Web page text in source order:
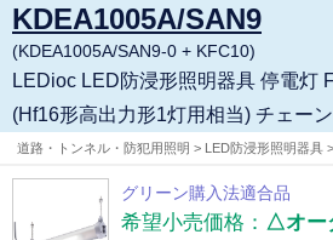
KDEA1005A/SAN9
(KDEA1005A/SAN9-0 + KFC10)
LEDioc LED防浸形照明器具 停電灯 FL20Wタイプ
(Hf16形高出力形1灯用相
グリーン購入法適合品
希望小売価格： △オー